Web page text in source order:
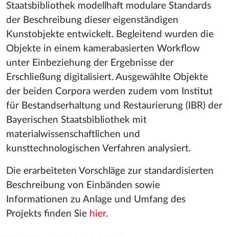
Staatsbibliothek modellhaft modulare Standards
der Beschreibung dieser eigenständigen
Kunstobjekte entwickelt. Begleitend wurden die
Objekte in einem kamerabasierten Workflow
unter Einbeziehung der Ergebnisse der
Erschließung digitalisiert. Ausgewählte Objekte
der beiden Corpora werden zudem vom Institut
für Bestandserhaltung und Restaurierung (IBR) der
Bayerischen Staatsbibliothek mit
materialwissenschaftlichen und
kunsttechnologischen Verfahren analysiert.
Die erarbeiteten Vorschläge zur standardisierten
Beschreibung von Einbänden sowie
Informationen zu Anlage und Umfang des
Projekts finden Sie hier.